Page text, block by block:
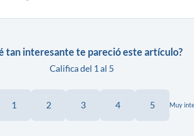
tan interesante te pareció este artículo?
Califica del 1 al 5
1 2 3 4 5 Muy